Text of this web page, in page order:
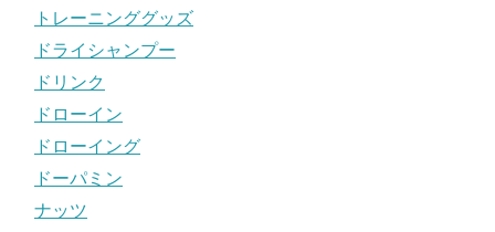
トレーニンググッズ
ドライシャンプー
ドリンク
ドローイン
ドローイング
ドーパミン
ナッツ